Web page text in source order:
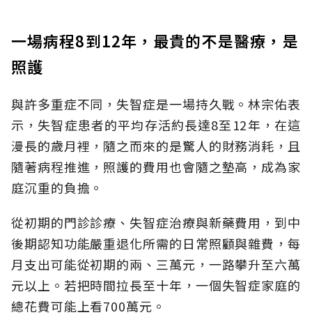
一場病程8到12年，最貴的不是醫療，是
照護
與許多重症不同，失智症是一場持久戰。林宗佑表
示，失智症患者的平均存活約長達8至12年，在這
漫長的歲月裡，隨之而來的是驚人的財務消耗，且
隨著病程推進，照護的費用也會隨之墊高，成為家
庭沉重的負擔。
從初期的門診診療、失智症治療與新藥費用，到中
後期認知功能嚴重退化所需的日常照顧與雜費，每
月支出可能從初期的兩、三萬元，一路攀升至六萬
元以上。若把時間拉長至十年，一個失智症家庭的
總花費可能上看700萬元。